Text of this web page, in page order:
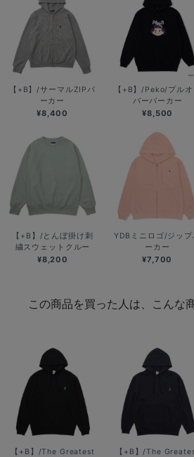
【+B】/サーマルZIPパ
ーカー
¥8,400
【+B】/Peko/プルオ
バーパーカー
¥8,500
【+B】/とんぼ掛け刺
繍スウェットクルー
¥8,200
YDBミニロゴ/ジップ
ーカー
¥7,700
この商品を買った人は、こんな
【+B】/The Greatest
【+B】/The